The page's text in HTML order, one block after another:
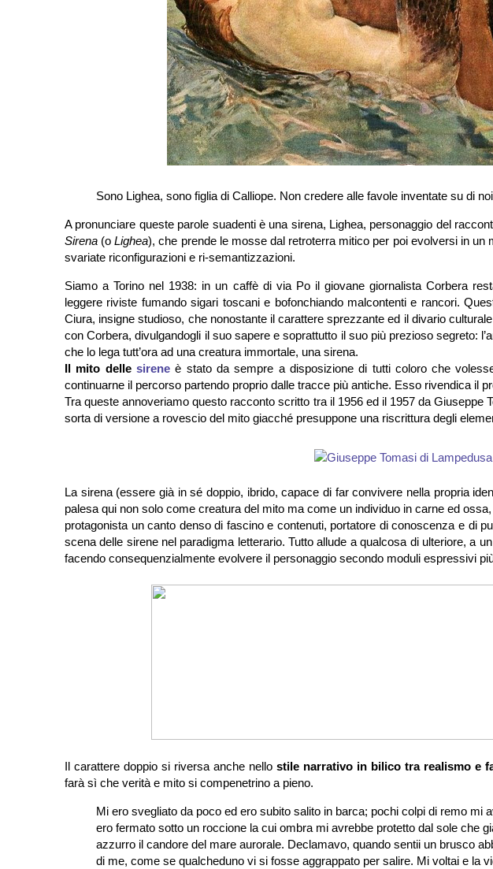
Sono Lighea, sono figlia di Calliope. Non credere alle favole inventate su di
A pronunciare queste parole suadenti è una sirena, Lighea, personaggio del
Sirena (oLighea), che prende le mosse dal retroterra mitico per poi evolversi in un
svariate riconfigurazioni e ri-semantizzazioni.
Siamo a Torino nel 1938: in un caffè di via Po il giovane giornalista Corbera
leggere riviste fumando sigari toscani e bofonchiando malcontenti e rancori.
Ciura, insigne studioso, che nonostante il carattere sprezzante ed il divario
con Corbera, divulgandogli il suo sapere e soprattutto il suo più prezioso segreto:
che lo lega tutt’ora ad una creatura immortale, una sirena.
Il mito delle sireneè stato da sempre a disposizione di tutti coloro che
continuarne il percorso partendo proprio dalle tracce più antiche. Esso rivendica il
Tra queste annoveriamo questo racconto scritto tra il 1956 ed il 1957 da Giuseppe
sorta di versione a rovescio del mito giacché presuppone una riscrittura degli
La sirena (essere già in sé doppio, ibrido, capace di far convivere nella propria
palesa qui non solo come creatura del mito ma come un individuo in carne ed
protagonista un canto denso di fascino e contenuti, portatore di conoscenza e di
scena delle sirene nel paradigma letterario. Tutto allude a qualcosa di ulteriore, a
facendo consequenzialmente evolvere il personaggio secondo moduli espressivi
Il carattere doppio si riversa anche nello stile narrativo in bilico tra realismo e
farà sì che verità e mito si compenetrino a pieno.
Mi ero svegliato da poco ed ero subito salito in barca; pochi colpi di remo mi
ero fermato sotto un roccione la cui ombra mi avrebbe protetto dal sole che
azzurro il candore del mare aurorale. Declamavo, quando sentii un brusco
di me, come se qualcheduno vi si fosse aggrappato per salire. Mi voltai e la